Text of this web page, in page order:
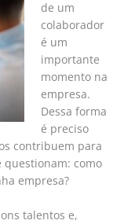
de um
colaborador
é um
importante
momento na
empresa.
Dessa forma
é preciso
contribuem para
questionam: como
empresa?
talentos e,